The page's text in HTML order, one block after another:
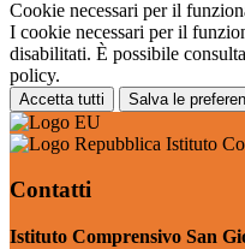
Cookie necessari per il
I cookie necessari per il
disabilitati. È possibile
policy.
Accetta tutti Salva le
Istituto
Contatti
Istituto Comprensivo San